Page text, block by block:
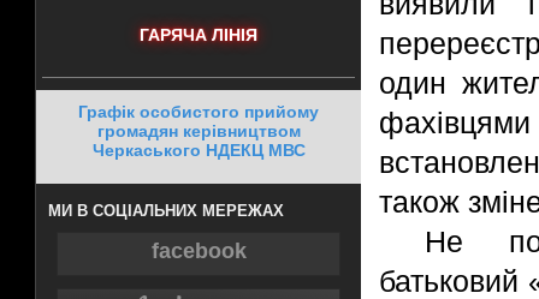
ГАРЯЧА ЛІНІЯ
Графік особистого прийому
громадян керівництвом
Черкаського НДЕКЦ МВС
МИ В СОЦІАЛЬНИХ МЕРЕЖАХ
facebook
один
також
Не
батьковий